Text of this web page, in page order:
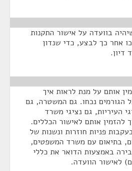
בוועדה על אישור התקנות
אחר כך לבצע, כדי שנדון
דיון.
אותם על מנת לראות איך
הגורמים נכחו. גם המשטרה, גם
העיריות, גם נציגי משרד
להזמין אותם לאישור הכללים.
פניות חוזרות ונשנות של
בתיאום עם משרד המשפטים,
באמצעות הדואר את כללי
לאישור הוועדה.